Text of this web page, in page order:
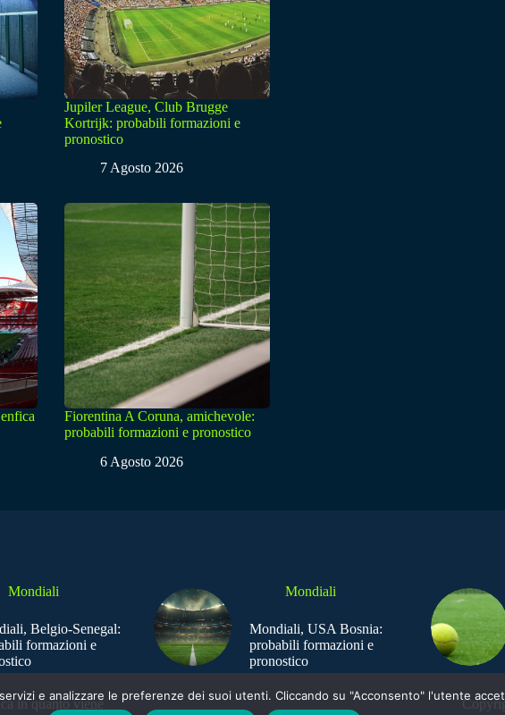
Jupiler League, Club Brugge
Kortrijk: probabili formazioni e
pronostico
7 Agosto 2026
Fiorentina A Coruna, amichevole:
probabili formazioni e pronostico
6 Agosto 2026
Mondiali
Belgio-Senegal:
formazioni e
Mondiali
Mondiali, USA Bosnia:
probabili formazioni e
pronostico
in quanto viene
e analizzare le preferenze dei suoi utenti. Cliccando su "Acconsento" l'utente